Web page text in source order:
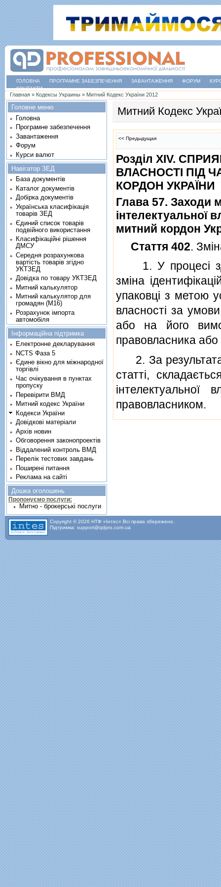
ГОЛОВНА ПРОГРАМНЕ ЗАБЕЗПЕЧЕННЯ ЗАВАНТАЖЕННЯ ФОРУМ
КОНТАКТИ
Ви є тут
Главная » Кодексы Украины » Митний Кодекс України 2012
Митний Кодекс
<< Предыдущая
Роздiл XIV.
ВЛАСНОСТI ПIД
КОРДОН УКРАЇНИ
Глава 57. Заходи
iнтелектуальної
митний кордон
Стаття 402.
1. У процесi
змiна
упаковцi з метою
власностi за
або на його
правовласника
2. За
статтi,
iнтелектуальної
правовласником.
Головне меню
Головна
Програмне забезпечення
Завантаження
Форум
Курси валют
Навігатор ЗЕД
База документів
Каталог документів
Добірка документів
Українська класифікація
товарів ЗЕД
Єдиний список товарів
подвійного використання
Класифікаційні рішення
ДМСУ
Середня розрахункова
вартість товарів згідно
УКТЗЕД
Довідка по товару УКТЗЕД
Митний калькулятор
Митний калькулятор для
громадян (М16)
Розрахунок імпорта
автомобіля
Інформаційна підтримка
Електронне декларування
NCTS Фаза 5
Єдине вікно для міжнародної
торгівлі
Час очікування в пунктах
пропуску
Перевірити ВМД
Митний кодекс України
Кодекси України
Довідкові матеріали
Архів новин
Обговорення законопроектів
Віддалений контроль ВМД
Перелік тестових завдань
Поширені питання
Реклама на сайті
Дошка оголошень
Пропонуємо послуги:
Митно - брокерські послуги
Copyright © 2026 НТФ «Інтес» Всі права збережено.
Підтримка: support@qdpro.com.ua